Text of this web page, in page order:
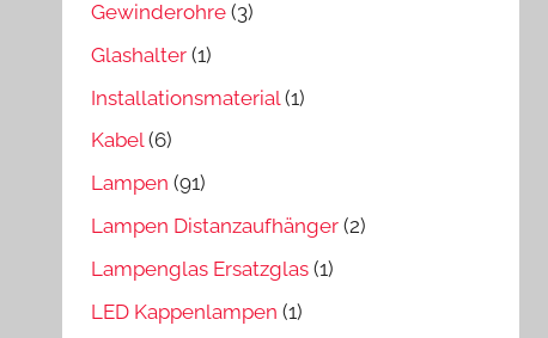
Gewinderohre (3)
Glashalter (1)
Installationsmaterial (1)
Kabel(6)
Lampen (91)
Lampen Distanzaufhänger (2)
Lampenglas Ersatzglas (1)
LED Kappenlampen (1)